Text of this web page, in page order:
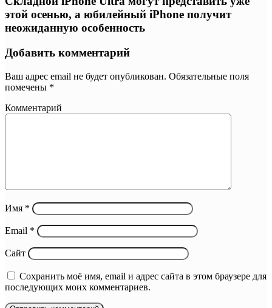
этой осенью, а юбилейный iPhone получит
неожиданную особенность
Добавить комментарий
Ваш адрес email не будет опубликован. Обязательные поля
помечены *
Комментарий
Имя *
Email *
Сайт
Сохранить моё имя, email и адрес сайта в этом браузере для
последующих моих комментариев.